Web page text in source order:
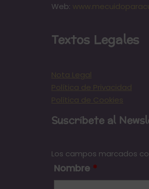
Web:
Textos Legales
Suscríbete al
Los campos marcados
Nombre *